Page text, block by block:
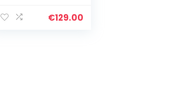
Warmer 10.5L
€129.00